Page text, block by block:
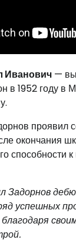
Иванович —
в 1952 году в
проявил
окончания
Задорнов
успешных
благодаря